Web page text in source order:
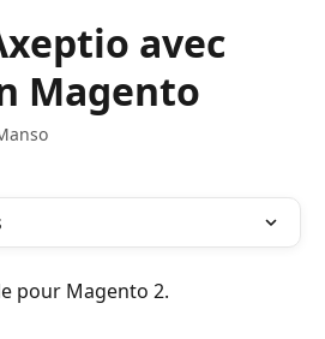
avec
Magento
pour Magento 2.